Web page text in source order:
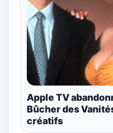
Apple TV
Bûcher des
créatifs